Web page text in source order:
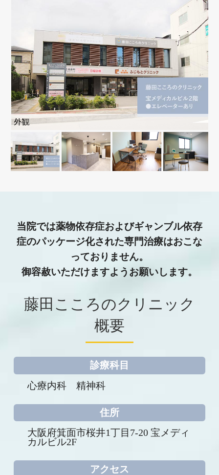
外観
当院では薬物依存症およびギャンブル依存
症のパッケージ化された専門治療はおこな
っておりません。
御容赦いただけますようお願いします。
藤田こころのクリニック
概要
診療科目
心療内科 精神科
住所
大阪府箕面市桜井1丁目7-20 宝メディ
カルビル2F
アクセス